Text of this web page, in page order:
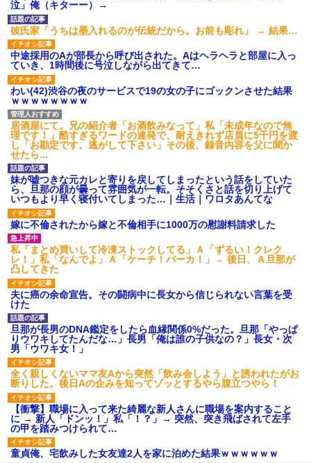
るｗｗｗｗｗｗ「こんな高い
の？ｗｗ」「逆に超安い」
私「ちょっと、人の家の金庫
触らないでよ！」キチママ『そ
こに金庫があったから、開けて
みようとしただけ☆』義兄「泥
は出てけ！二度と来るな！」結
果・・・
私「初めて飲む味だけどなん
のお茶？」彼「ちっ！」私「」
【GIF】JSのカンチョーワロ
タ
後続車にクラクションを鳴ら
され彼氏が逆切れ。「何クラク
ション鳴らしてんだ！降りてこ
いよ！」と怒鳴りだし...
【衝撃】報酬100万円超の治験
募集がこちらｗｗｗｗｗ(※画像
あり)
【ネット騒然】惨殺されたタ
ワマン頂き女子のこの動画、す
げえええええｗｗｗｗｗｗｗｗ
ｗｗｗ
【愕然】白のクラウン俺氏、
高速道路左車線を制限速度で走
った結果wwwwwwwwwwww
百年の恋12-899 食べた量を
張り合ってくる
【悲報】佐藤輝明・・・２軍
でも盛大にやらかす←あまり悲
しませないでくれ
いっきらーい」
みたよ
泣」俺（キターー）→
彼氏家「うちは墨入れるのが伝統だから。お前も彫れ」 → 結果…
中途採用のAが部長から呼び出された。Aはヘラヘラと部屋に入っ
ていき、1時間後に号泣しながら出てきて…
わい(42)渋谷の夜のサービスで19の女の子にゴックンさせた結果
ｗｗｗｗｗｗｗｗ
居酒屋にて。兄の紹介者「お酒飲みなって」私「未成年なので無
理です！」酷すぎるワードの連発で、耐えきれず店員に5千円を渡
し「お勘定です。逃がして下さい」その後、録音内容を父に聞か
せたら...
妹が嘘つきな元カレと寄りを戻してしまったという話をしていた
ら、旦那の顔が曇って雰囲気が一転。そそくさと話を切り上げて
いつもより早く寝付いてしまった…｜生活｜ワロタあんてな
嫁に不倫されたから嫁と不倫相手に1000万の慰謝料請求した
私「まとめ買いして冷凍ストックしてる」Ａ「ずるい！クレク
レ！」私「なんでよ」Ａ「ケーチ！バーカ！」→ 後日、Ａ旦那が
凸してきた
夫に癌の余命宣告。その闘病中に長女から信じられない言葉を受
けた
旦那が長男のDNA鑑定をしたら血縁関係0%だった。旦那「やっぱ
りウワキしてたんだな…」長男「俺は誰の子供なの？」長女・次
男「ウワキ女！」
全く親しくないママ友Aから突然「飲み会しよう」と誘われたがお
断りした。後日Aの企みを知ってゾッとするやら腹立つやら！
【衝撃】職場に入って来た綺麗な新人さんに職場を案内すること
に → 新人「ドンッ！」私「！？」→ 突然、突き飛ばされて左手
の甲を踏みつけられて…
童貞俺、宅飲みした女友達2人を家に泊めた結果ｗｗｗｗｗｗ